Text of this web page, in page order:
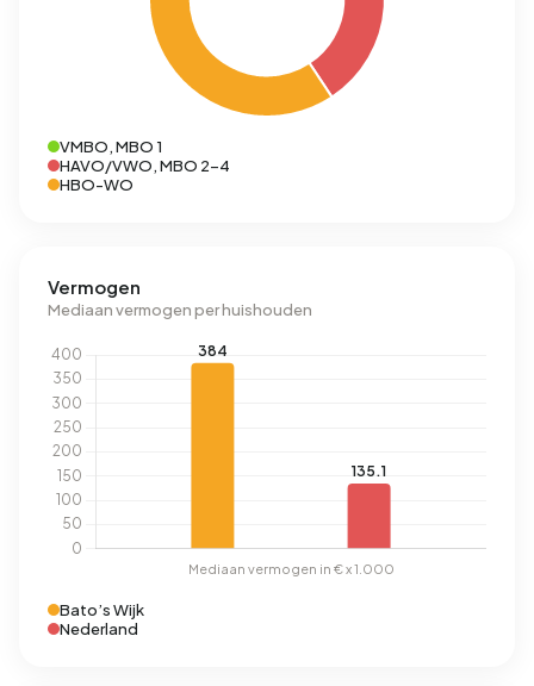
VMBO, MBO 1
HAVO/VWO, MBO 2-4
HBO-WO
Vermogen
Mediaan vermogen per huishouden
Bato’s Wijk
Nederland